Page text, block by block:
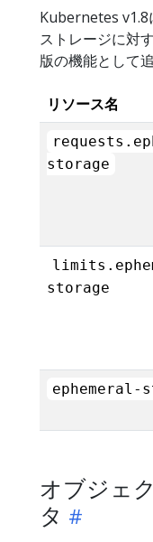
Kubernetes v1.8
ストレージに対
版の機能として
リソース名
storage
storage
ephemeral-
オブジェ
タ